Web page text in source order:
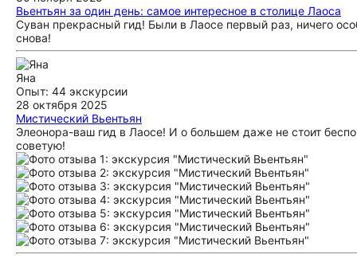
Вьентьян за один день: самое интересное в столице Лаоса
Суван прекрасный гид! Были в Лаосе первый раз, ничего
снова!
Яна
Опыт: 44 экскурсии
28 октября 2025
Мистический Вьентьян
Элеонора-ваш гид в Лаосе! И о большем даже не стоит
советую!